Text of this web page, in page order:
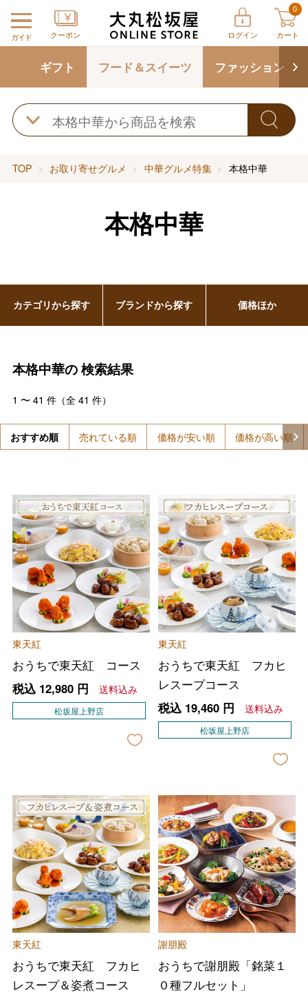
ガイド クーポン ログイン
0
カート
ギフト フード＆スイーツ ファッション
TOP お取り寄せグルメ 中華グルメ特集 本格中華
本格中華
本格中華の検索結果
1 〜 41 件（全 41 件）
おすすめ順 売れている順 価格が安い順 価格が高い順
東天紅
おうちで東天紅 コース
税込 12,980円 送料込み
松坂屋上野店
東天紅
おうちで東天紅 フカヒ
レスープコース
税込 19,460円 送料込み
松坂屋上野店
東天紅
おうちで東天紅 フカヒ
レスープ＆姿煮コース
謝朋殿
おうちで謝朋殿「銘菜１
０種フルセット」
カテゴリから探す ブランドから探す 価格ほか